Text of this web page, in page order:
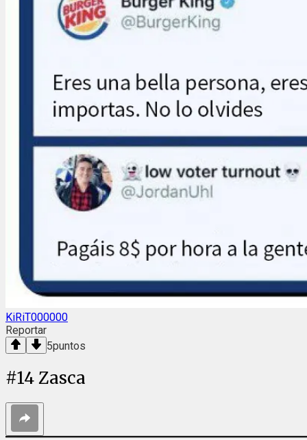
KiRiT000000
Reportar
5puntos
#14Zasca